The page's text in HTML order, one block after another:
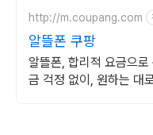
http://m.coupang.com
알뜰폰 쿠팡
알뜰폰, 합리적 요금으
금 걱정 없이, 원하는 대